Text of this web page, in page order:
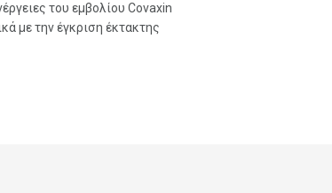
του εμβολίου Covaxin
με την έγκριση έκτακτης